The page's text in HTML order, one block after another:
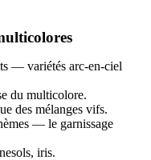
— variétés arc-en-ciel
du multicolore.
des mélanges vifs.
— le garnissage
iris.